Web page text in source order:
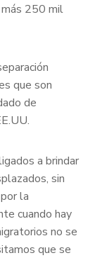
250 mil
que son
de
a brindar
sin
la
cuando hay
no se
que se